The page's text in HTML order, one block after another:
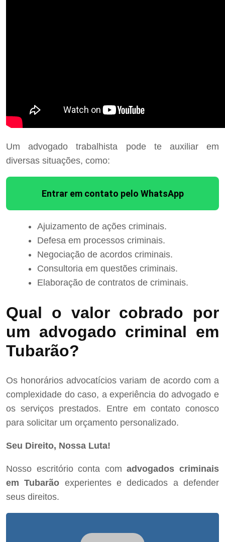
Um advogado trabalhista pode te auxiliar em
diversas situações, como:
Entrar em contato pelo WhatsApp
Ajuizamento de ações criminais.
Defesa em processos criminais.
Negociação de acordos criminais.
Consultoria em questões criminais.
Elaboração de contratos de criminais.
Qual o valor cobrado por
um advogado criminal em
Tubarão?
Os honorários advocatícios variam de acordo com a
complexidade do caso, a experiência do advogado e
os serviços prestados. Entre em contato conosco
para solicitar um orçamento personalizado.
Seu Direito, Nossa Luta!
Nosso escritório conta comadvogados criminais
em Tubarão experientes e dedicados a defender
seus direitos.